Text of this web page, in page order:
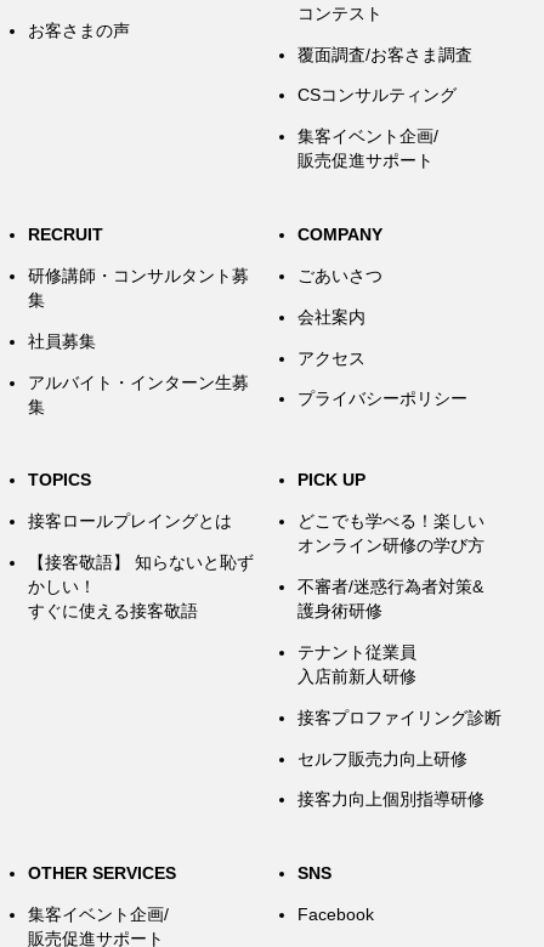
お客さまの声
コンテスト
覆面調査/お客さま調査
CSコンサルティング
集客イベント企画/
販売促進サポート
RECRUIT
研修講師・コンサルタント募
集
社員募集
アルバイト・インターン生募
集
COMPANY
ごあいさつ
会社案内
アクセス
プライバシーポリシー
TOPICS
接客ロールプレイングとは
【接客敬語】 知らないと恥ず
かしい！
すぐに使える接客敬語
PICK UP
どこでも学べる！楽しい
オンライン研修の学び方
不審者/迷惑行為者対策&
護身術研修
テナント従業員
入店前新人研修
接客プロファイリング診断
セルフ販売力向上研修
接客力向上個別指導研修
OTHER SERVICES
集客イベント企画/
販売促進サポート
SNS
Facebook